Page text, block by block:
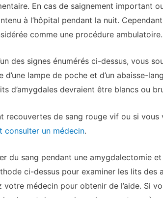
En cas de saignement important
à l’hôpital pendant la nuit.
comme une procédure ambulatoire.
des signes énumérés ci-dessus, vous
d’une lampe de poche et d’un abaisse-
d’amygdales devraient être blancs ou
recouvertes de sang rouge vif ou si
consulter un médecin.
du sang pendant une amygdalectomie
ci-dessus pour examiner les lits
votre médecin pour obtenir de l’aide. Si